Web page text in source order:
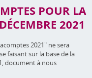
POUR LA
2021
2021" ne sera
faisant sur la base de la
document à nous